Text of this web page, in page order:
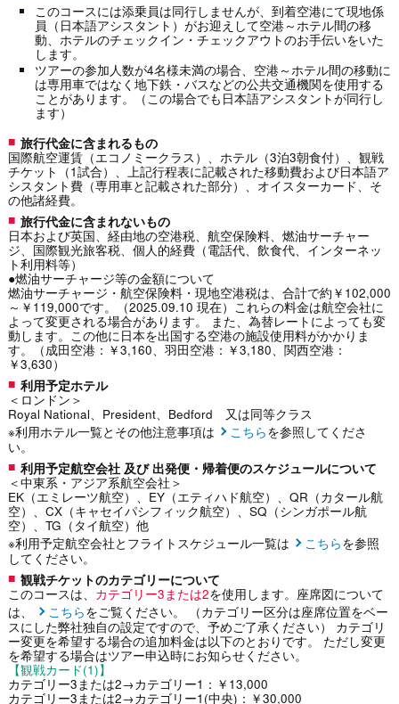
このコースには添乗員は同行しませんが、到着空港にて現地係
員（日本語アシスタント）がお迎えして空港～ホテル間の移
動、ホテルのチェックイン・チェックアウトのお手伝いをいた
します。
ツアーの参加人数が4名様未満の場合、空港～ホテル間の移動に
は専用車ではなく地下鉄・バスなどの公共交通機関を使用する
ことがあります。（この場合でも日本語アシスタントが同行し
ます）
旅行代金に含まれるもの
国際航空運賃（エコノミークラス）、ホテル（3泊3朝食付）、観戦
チケット（1試合）、上記行程表に記載された移動費および日本語ア
シスタント費（専用車と記載された部分）、オイスターカード、そ
の他諸経費。
旅行代金に含まれないもの
日本および英国、経由地の空港税、航空保険料、燃油サーチャー
ジ、国際観光旅客税、個人的経費（電話代、飲食代、インターネッ
ト利用料等）
●燃油サーチャージ等の金額について
燃油サーチャージ・航空保険料・現地空港税は、合計で約￥102,000
～￥119,000です。（2025.09.10 現在）これらの料金は航空会社に
よって変更される場合があります。 また、為替レートによっても変
動します。この他に日本を出国する空港の施設使用料がかかりま
す。（成田空港：￥3,160、羽田空港：￥3,180、関西空港：
￥3,630）
利用予定ホテル
＜ロンドン＞
Royal National、President、Bedford 又は同等クラス
※利用ホテル一覧とその他注意事項は
こちらを参照してくださ
い。
利用予定航空会社 及び 出発便・帰着便のスケジュールについて
＜中東系・アジア系航空会社＞
EK（エミレーツ航空）、EY（エティハド航空）、QR（カタール航
空）、CX（キャセイパシフィック航空）、SQ（シンガポール航
空）、TG（タイ航空）他
※利用予定航空会社とフライトスケジュール一覧は
こちらを参照
してください。
観戦チケットのカテゴリーについて
このコースは、 カテゴリー3または2を使用します。座席図について
は、
こちらをご覧ください。 （カテゴリー区分は座席位置をベー
スにした弊社独自の設定ですので、予めご了承ください） カテゴリ
ー変更を希望する場合の追加料金は以下のとおりです。 ただし変更
を希望する場合はツアー申込時にお知らせください。
【観戦カード(1)】
カテゴリー3または2→カテゴリー1：￥13,000
カテゴリー3または2→カテゴリー1(中央)：￥30,000